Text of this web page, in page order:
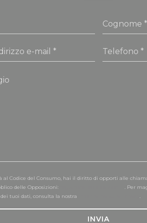
al Codice del Consumo, hai il diritto di opporti alle
delle Opposizioni:
. Per
tuoi dati, consulta la nostra
.